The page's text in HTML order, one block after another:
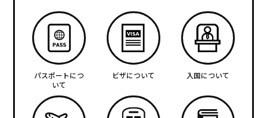
パスポートにつ
いて
ビザについて 入国について